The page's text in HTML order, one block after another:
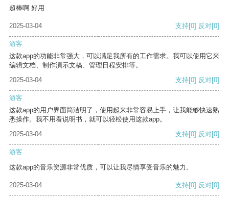
超棒啊 好用
2025-03-04 支持[0] 反对[0]
游客
这款app的功能非常强大，可以满足我所有的工作需求。我可以使用它来
编辑文档、制作演示文稿、管理日程安排等。
2025-03-04
支持[0] 反对[0]
游客
这款app的用户界面简洁明了，使用起来非常容易上手，让我能够快速熟
悉操作。我不用看说明书，就可以轻松使用这款app。
2025-03-04
支持[0] 反对[0]
游客
这款app的音乐资源非常优质，可以让我尽情享受音乐的魅力。
2025-03-04 支持[0] 反对[0]